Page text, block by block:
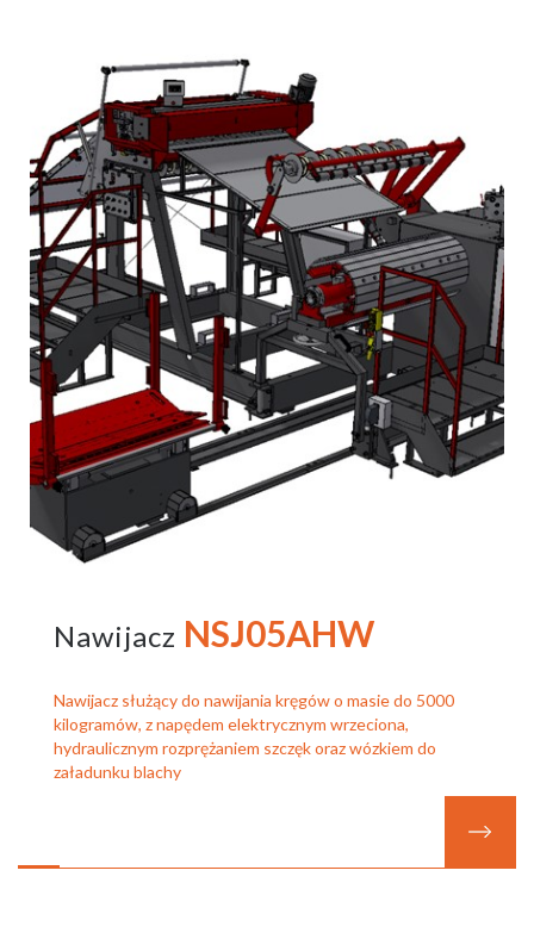
Nawijacz NSJ05AHW
Nawijacz służący do nawijania kręgów o masie do 5000
kilogramów, z napędem elektrycznym wrzeciona,
hydraulicznym rozprężaniem szczęk oraz wózkiem do
załadunku blachy